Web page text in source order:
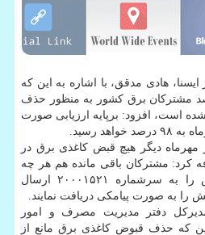
هادی مدقق، با اشاره به این كه
اطلاعات حدود ۹۰ درصد مشتركان برق كشور به منظور حذف
است، افزود: برپایه ارزیابی صورت
رسید.
مهرماه دیگر هیچ قبض كاغذی برق در
كرد: مشتركان باقی مانده هم هر چه
سریعتر شناسه قبض خویش را به سرشماره ۲۰۰۰۱۵۲۱ ارسال
را به صورت پیامكی دریافت نمایند.
مدیركل دفتر مدیریت مصرف و امور
این كه حذف قبوض كاغذی برق مانع از